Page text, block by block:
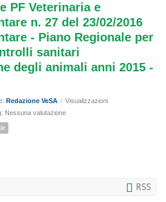
PF Veterinaria e
n. 27 del 23/02/2016
- Piano Regionale per
sanitari
degli animali anni 2015 -
Redazione VeSA / Visualizzazioni
Nessuna valutazione
RSS